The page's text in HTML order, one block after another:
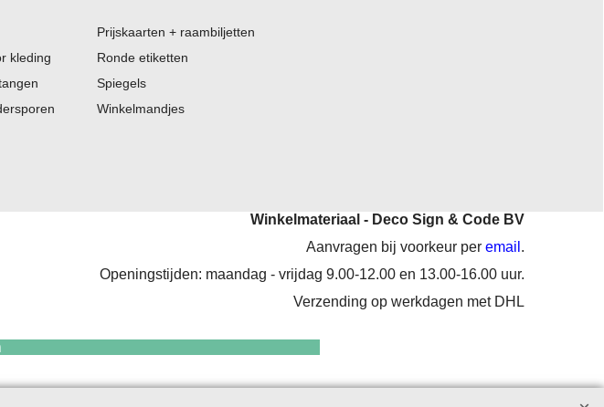
kleding
Prijskaarten + raambiljetten
Ronde etiketten
Spiegels
Winkelmandjes
Winkelmateriaal - Deco Sign & Code BV
Aanvragen bij voorkeur per email .
Openingstijden: maandag - vrijdag 9.00-12.00 en 13.00-16.00 uur.
Verzending op werkdagen met DHL